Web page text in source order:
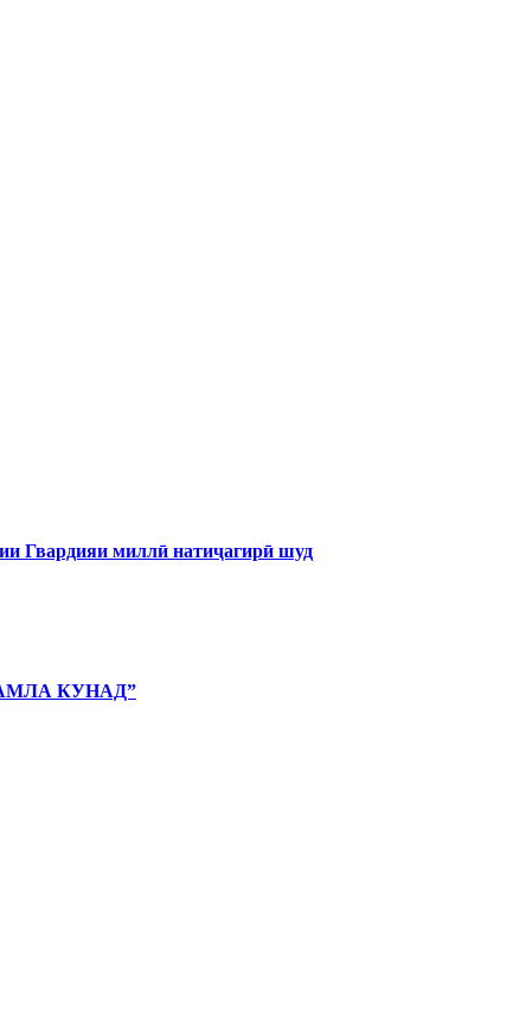
Гвардияи миллӣ натиҷагирӣ шуд
КУНАД”